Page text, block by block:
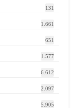
131
1.661
651
1.577
6.612
2.097
5.905